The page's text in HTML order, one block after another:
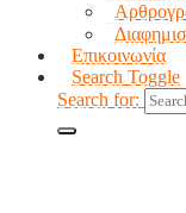
Επικοινωνία
Search Toggle
Search for: